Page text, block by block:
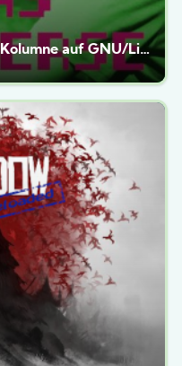
Ückück und das Fediverse - Kolumne auf GNU/Linux.ch